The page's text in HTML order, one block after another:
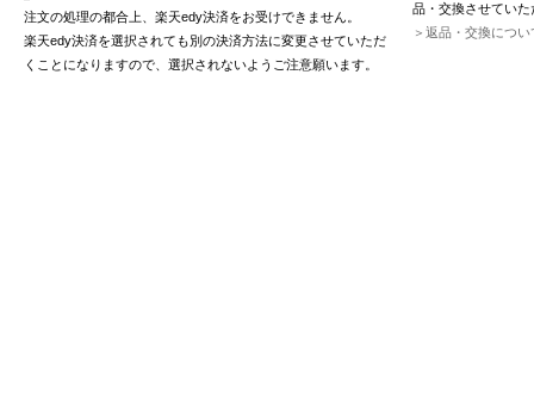
注文の処理の都合上、楽天edy決済をお受けできません。
楽天edy決済を選択されても別の決済方法に変更させていただ
くことになりますので、選択されないようご注意願います。
品・交換させていた
＞返品・交換につ